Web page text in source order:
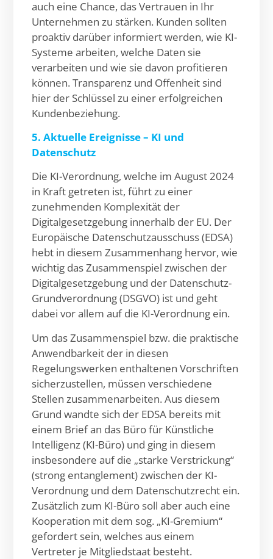
auch eine Chance, das Vertrauen in Ihr
Unternehmen zu stärken. Kunden sollten
proaktiv darüber informiert werden, wie KI-
Systeme arbeiten, welche Daten sie
verarbeiten und wie sie davon profitieren
können. Transparenz und Offenheit sind
hier der Schlüssel zu einer erfolgreichen
Kundenbeziehung.
5. Aktuelle Ereignisse – KI und
Datenschutz
Die KI-Verordnung, welche im August 2024
in Kraft getreten ist, führt zu einer
zunehmenden Komplexität der
Digitalgesetzgebung innerhalb der EU. Der
Europäische Datenschutzausschuss (EDSA)
hebt in diesem Zusammenhang hervor, wie
wichtig das Zusammenspiel zwischen der
Digitalgesetzgebung und der Datenschutz-
Grundverordnung (DSGVO) ist und geht
dabei vor allem auf die KI-Verordnung ein.
Um das Zusammenspiel bzw. die praktische
Anwendbarkeit der in diesen
Regelungswerken enthaltenen Vorschriften
sicherzustellen, müssen verschiedene
Stellen zusammenarbeiten. Aus diesem
Grund wandte sich der EDSA bereits mit
einem Brief an das Büro für Künstliche
Intelligenz (KI-Büro) und ging in diesem
insbesondere auf die „starke Verstrickung“
(strong entanglement) zwischen der KI-
Verordnung und dem Datenschutzrecht ein.
Zusätzlich zum KI-Büro soll aber auch eine
Kooperation mit dem sog. „KI-Gremium“
gefordert sein, welches aus einem
Vertreter je Mitgliedstaat besteht.